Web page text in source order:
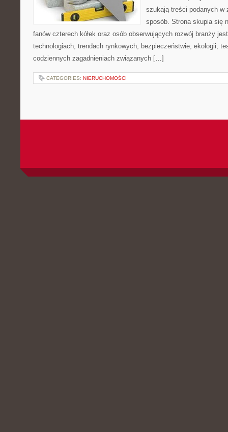
szukają treści podanych w
sposób. Strona skupia się
fanów czterech kółek oraz osób obserwujących rozwój branży
technologiach, trendach rynkowych, bezpieczeństwie, ekologii,
codziennych zagadnieniach związanych […]
CATEGORIES: NIERUCHOMOŚCI